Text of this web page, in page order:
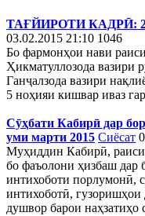
ТАҒЙИРОТИ КАДРӢ: 2
03.02.2015 21:10 1046
Бо фармонҳои нави
Ҳикматуллозода вазири
Ганҷалзода вазири
5 ноҳияи кишвар иваз
Сӯҳбати Кабирӣ дар
уми марти 2015 Сиёсат
Муҳиддин Кабирӣ,
бо фаъолони ҳизбаш
интихоботи порлумонӣ,
интихоботӣ, гузоришҳои
душвор барои наҳзатиҳо